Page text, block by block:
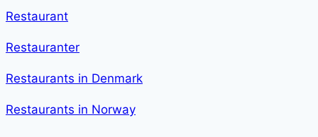
Restaurant
Restauranter
Restaurants in Denmark
Restaurants in Norway